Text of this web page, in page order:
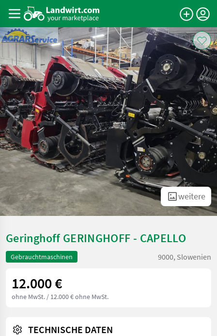
weitere
Geringhoff GERINGHOFF - CAPELLO
Gebrauchtmaschinen 9000, Slowenien
12.000 €
ohne MwSt. / 12.000 € ohne MwSt.
TECHNISCHE DATEN